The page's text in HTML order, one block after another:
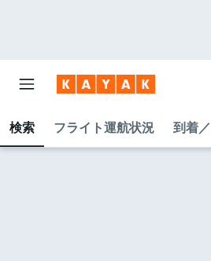
検索 フライト運航状況 到着